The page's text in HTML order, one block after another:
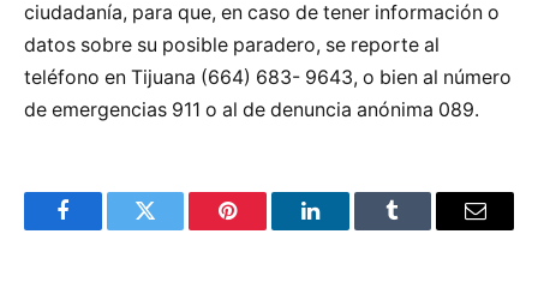
ciudadanía, para que, en caso de tener información o
datos sobre su posible paradero, se reporte al
teléfono en Tijuana (664) 683- 9643, o bien al número
de emergencias 911 o al de denuncia anónima 089.
FacebookTwitter Pinterest LinkedInTumblr Email